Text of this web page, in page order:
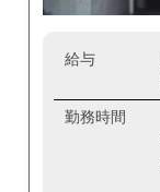
給与
勤務時間